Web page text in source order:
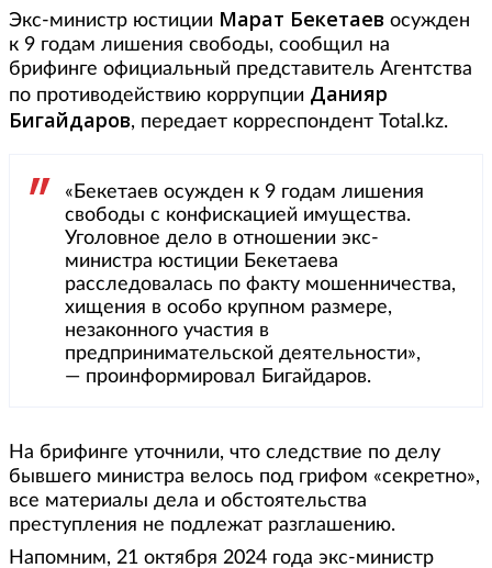
Экс-министр юстиции Марат Бекетаев осужден
к 9 годам лишения свободы, сообщил на
брифинге официальный представитель Агентства
по противодействию коррупции Данияр
Бигайдаров, передает корреспондент Total.kz.
«Бекетаев осужден к 9 годам лишения
свободы с конфискацией имущества.
Уголовное дело в отношении экс-
министра юстиции Бекетаева
расследовалась по факту мошенничества,
хищения в особо крупном размере,
незаконного участия в
предпринимательской деятельности»,
— проинформировал Бигайдаров.
На брифинге уточнили, что следствие по делу
бывшего министра велось под грифом «секретно»,
все материалы дела и обстоятельства
преступления не подлежат разглашению.
Напомним, 21 октября 2024 года экс-министр